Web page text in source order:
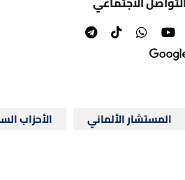
المستشار الألماني الأحزاب